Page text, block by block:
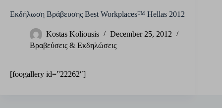
Εκδήλωση Βράβευσης Best Workplaces™ Hellas 2012
Kostas Koliousis
December 25, 2012
Βραβεύσεις & Εκδηλώσεις
[foogallery id=”22262″]